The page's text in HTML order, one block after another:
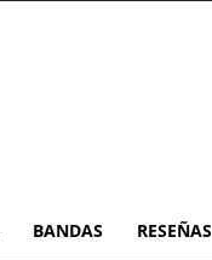
BANDAS RESEÑAS